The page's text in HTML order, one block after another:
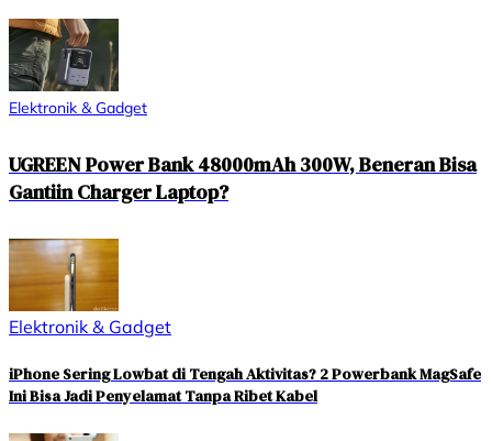
Elektronik & Gadget
UGREEN Power Bank 48000mAh 300W, Beneran Bisa
Gantiin Charger Laptop?
Elektronik & Gadget
iPhone Sering Lowbat di Tengah Aktivitas? 2 Powerbank MagSafe
Ini Bisa Jadi Penyelamat Tanpa Ribet Kabel